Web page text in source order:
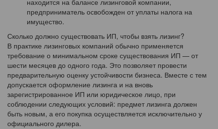
находится на балансе лизинговой компании,
предприниматель освобожден от уплаты налога на
имущество.
Сколько должно существовать ИП, чтобы взять лизинг?
В практике лизинговых компаний обычно применяется
требование о минимальном сроке существования ИП — от
шести месяцев до одного года. Это позволяет провести
предварительную оценку устойчивости бизнеса. Вместе с тем
допускается оформление лизинга и на вновь
зарегистрированное ИП или юридическое лицо, при
соблюдении следующих условий: предмет лизинга должен
быть новым, а его покупка осуществляется исключительно у
официального дилера.